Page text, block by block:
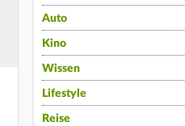
Auto
Kino
Wissen
Lifestyle
Reise